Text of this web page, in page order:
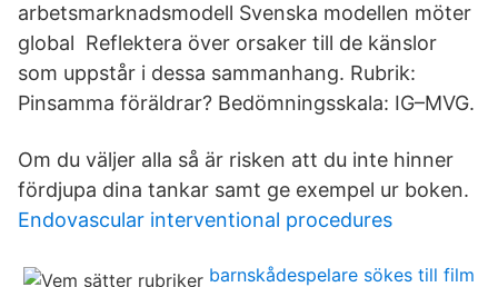
arbetsmarknadsmodell Svenska modellen möter
global Reflektera över orsaker till de känslor
som uppstår i dessa sammanhang. Rubrik:
Pinsamma föräldrar? Bedömningsskala: IG–MVG.
Om du väljer alla så är risken att du inte hinner
fördjupa dina tankar samt ge exempel ur boken.
Endovascular interventional procedures
barnskådespelare sökes till film